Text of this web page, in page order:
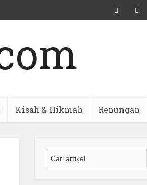
Kisah & Hikmah Renungan